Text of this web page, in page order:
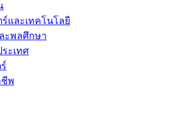
และเทคโนโลยี
ะพลศึกษา
ะเทศ
ชีพ